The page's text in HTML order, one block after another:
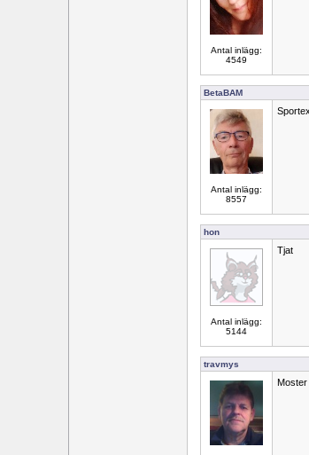
Antal inlägg:
4549
BetaBAM
Antal inlägg:
8557
hon
Antal inlägg:
5144
Tjat
travmys
Moster